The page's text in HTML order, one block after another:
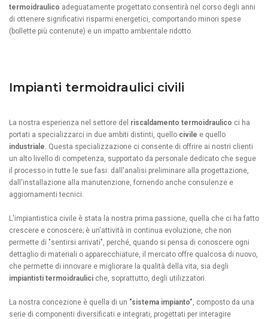
termoidraulico adeguatamente progettato consentirà nel corso degli anni
di ottenere significativi risparmi energetici, comportando minori spese
(bollette più contenute) e un impatto ambientale ridotto.
Impianti termoidraulici civili
La nostra esperienza nel settore del riscaldamento termoidraulico ci ha
portati a specializzarci in due ambiti distinti, quello civile e quello
industriale. Questa specializzazione ci consente di offrire ai nostri clienti
un alto livello di competenza, supportato da personale dedicato che segue
il processo in tutte le sue fasi: dall'analisi preliminare alla progettazione,
dall'installazione alla manutenzione, fornendo anche consulenze e
aggiornamenti tecnici.
L'impiantistica civile è stata la nostra prima passione, quella che ci ha fatto
crescere e conoscere; è un'attività in continua evoluzione, che non
permette di "sentirsi arrivati", perché, quando si pensa di conoscere ogni
dettaglio di materiali o apparecchiature, il mercato offre qualcosa di nuovo,
che permette di innovare e migliorare la qualità della vita, sia degli
impiantisti termoidraulici che, soprattutto, degli utilizzatori.
La nostra concezione è quella di un "sistema impianto", composto da una
serie di componenti diversificati e integrati, progettati per interagire